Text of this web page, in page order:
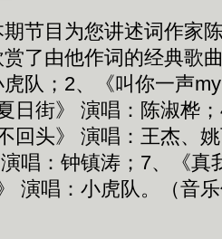
节目为您讲述词作家
了由他作词的经典歌
队；2、《叫你一声
日街》 演唱：陈淑桦
回头》 演唱：王杰、
唱：钟镇涛；7、《真
演唱：小虎队。（音